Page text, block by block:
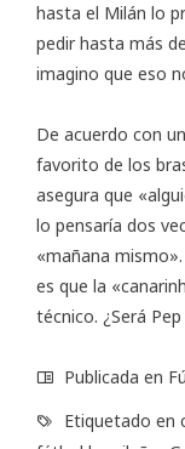
hasta el Milán lo
pedir hasta más
imagino que eso
De acuerdo con
favorito de los
asegura que
lo pensaría dos
«mañana
es que la
técnico. ¿Será
Publicada en
Etiquetado en